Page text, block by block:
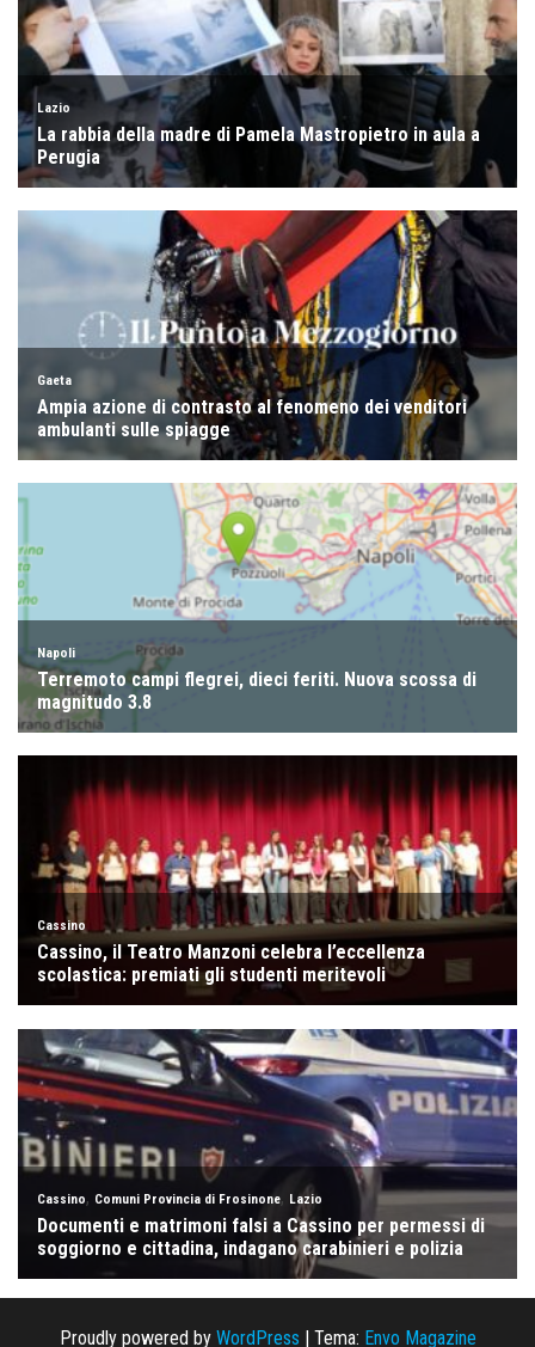
Proudly powered by WordPress | Tema: Envo Magazine